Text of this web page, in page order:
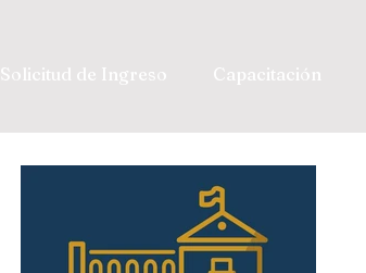
Solicitud de Ingreso Capacitación